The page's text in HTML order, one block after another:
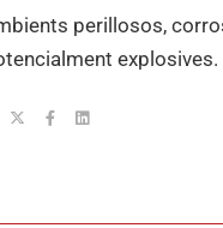
perillosos,
explosives.